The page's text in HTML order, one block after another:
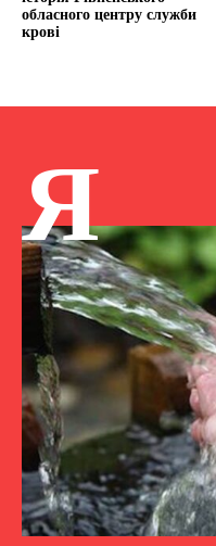
обласного центру служби
крові
Я